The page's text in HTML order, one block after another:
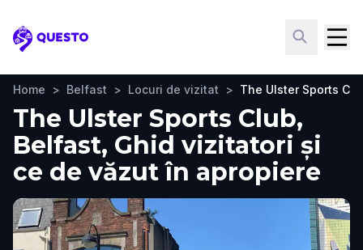
Questo
Home > Belfast > Locuri de vizitat > The Ulster Sports
The Ulster Sports Club,
Belfast, Ghid vizitatori și
ce de văzut în apropiere